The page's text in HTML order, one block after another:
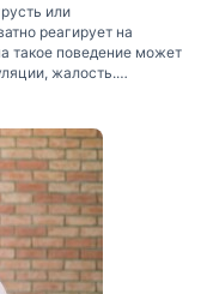
или
реагирует на
такое поведение может
жалость.
слез, помогут советы